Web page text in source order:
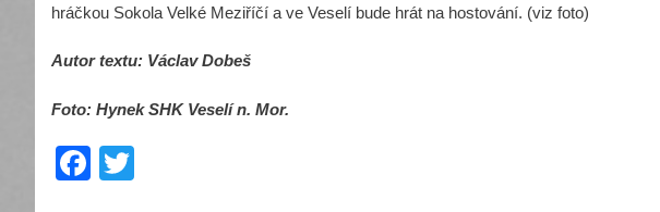
hráčkou Sokola Velké Meziříčí a ve Veselí bude hrát na hostování. (viz foto)
Autor textu: Václav Dobeš
Foto: Hynek SHK Veselí n. Mor.
F